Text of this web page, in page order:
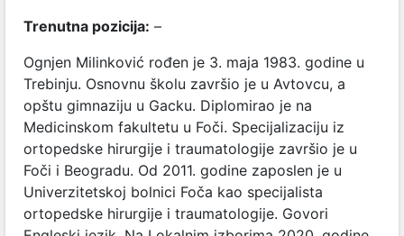
Trenutna pozicija: –
Ognjen Milinković rođen je 3. maja 1983. godine u
Trebinju. Osnovnu školu završio je u Avtovcu, a
opštu gimnaziju u Gacku. Diplomirao je na
Medicinskom fakultetu u Foči. Specijalizaciju iz
ortopedske hirurgije i traumatologije završio je u
Foči i Beogradu. Od 2011. godine zaposlen je u
Univerzitetskoj bolnici Foča kao specijalista
ortopedske hirurgije i traumatologije. Govori